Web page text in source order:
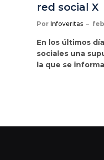
red social X
Por Infoveritas
En los últimos
sociales una
la que se